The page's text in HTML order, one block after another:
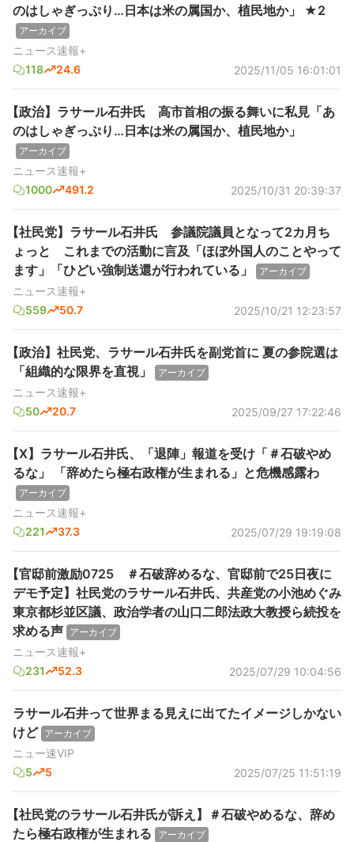
のはしゃぎっぷり…日本は米の属国か、植民地か」 ★2
アーカイブ
ニュース速報+
118
24.6 2025/11/05 16:01:01
【政治】ラサール石井氏 高市首相の振る舞いに私見「あ
のはしゃぎっぷり…日本は米の属国か、植民地か」
アーカイブ
ニュース速報+
1000
491.2 2025/10/31 20:39:37
【社民党】ラサール石井氏 参議院議員となって2カ月ち
ょっと これまでの活動に言及「ほぼ外国人のことやって
ます」「ひどい強制送還が行われている」
アーカイブ
ニュース速報+
559
50.7 2025/10/21 12:23:57
【政治】社民党、ラサール石井氏を副党首に 夏の参院選は
「組織的な限界を直視」
アーカイブ
ニュース速報+
50
20.7 2025/09/27 17:22:46
【X】ラサール石井氏、「退陣」報道を受け「＃石破やめ
るな」 「辞めたら極右政権が生まれる」と危機感露わ
アーカイブ
ニュース速報+
221
37.3 2025/07/29 19:19:08
【官邸前激励0725 ＃石破辞めるな、官邸前で25日夜に
デモ予定】社民党のラサール石井氏、共産党の小池めぐみ
東京都杉並区議、政治学者の山口二郎法政大教授ら続投を
求める声 アーカイブ
ニュース速報+
231
52.3 2025/07/29 10:04:56
ラサール石井って世界まる見えに出てたイメージしかない
けど アーカイブ
ニュー速VIP
5
5 2025/07/25 11:51:19
【社民党のラサール石井氏が訴え】＃石破やめるな、辞め
たら極右政権が生まれる
アーカイブ